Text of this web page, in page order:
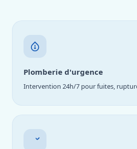
Plomberie d'urgence
Intervention 24h/7 pour fuites,